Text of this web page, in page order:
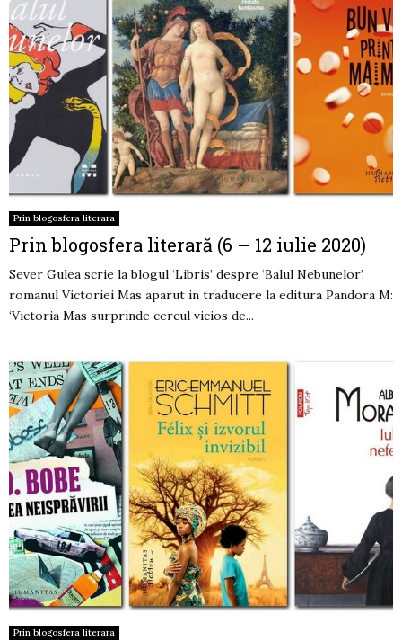
Prin blogosfera literara
Prin blogosfera literară (6 – 12 iulie 2020)
Sever Gulea scrie la blogul ‘Libris’ despre ‘Balul Nebunelor’,
romanul Victoriei Mas aparut in traducere la editura Pandora M:
‘Victoria Mas surprinde cercul vicios de...
Prin blogosfera literara